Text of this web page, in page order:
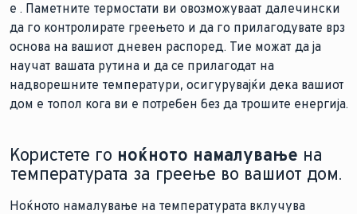
е . Паметните термостати ви овозможуваат далечински
да го контролирате греењето и да го прилагодувате врз
основа на вашиот дневен распоред. Тие можат да ја
научат вашата рутина и да се прилагодат на
надворешните температури, осигурувајќи дека вашиот
дом е топол кога ви е потребен без да трошите енергија.
Користете го ноќното намалување на
температурата за греење во вашиот дом.
Ноќното намалување на температурата вклучува